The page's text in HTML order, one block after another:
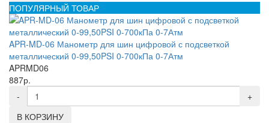
ПОПУЛЯРНЫЙ ТОВАР
APR-MD-06 Манометр для шин цифровой с подсветкой
металлический 0-99,50PSI 0-700кПа 0-7Атм
APRMD06
887р.
-
+
В КОРЗИНУ